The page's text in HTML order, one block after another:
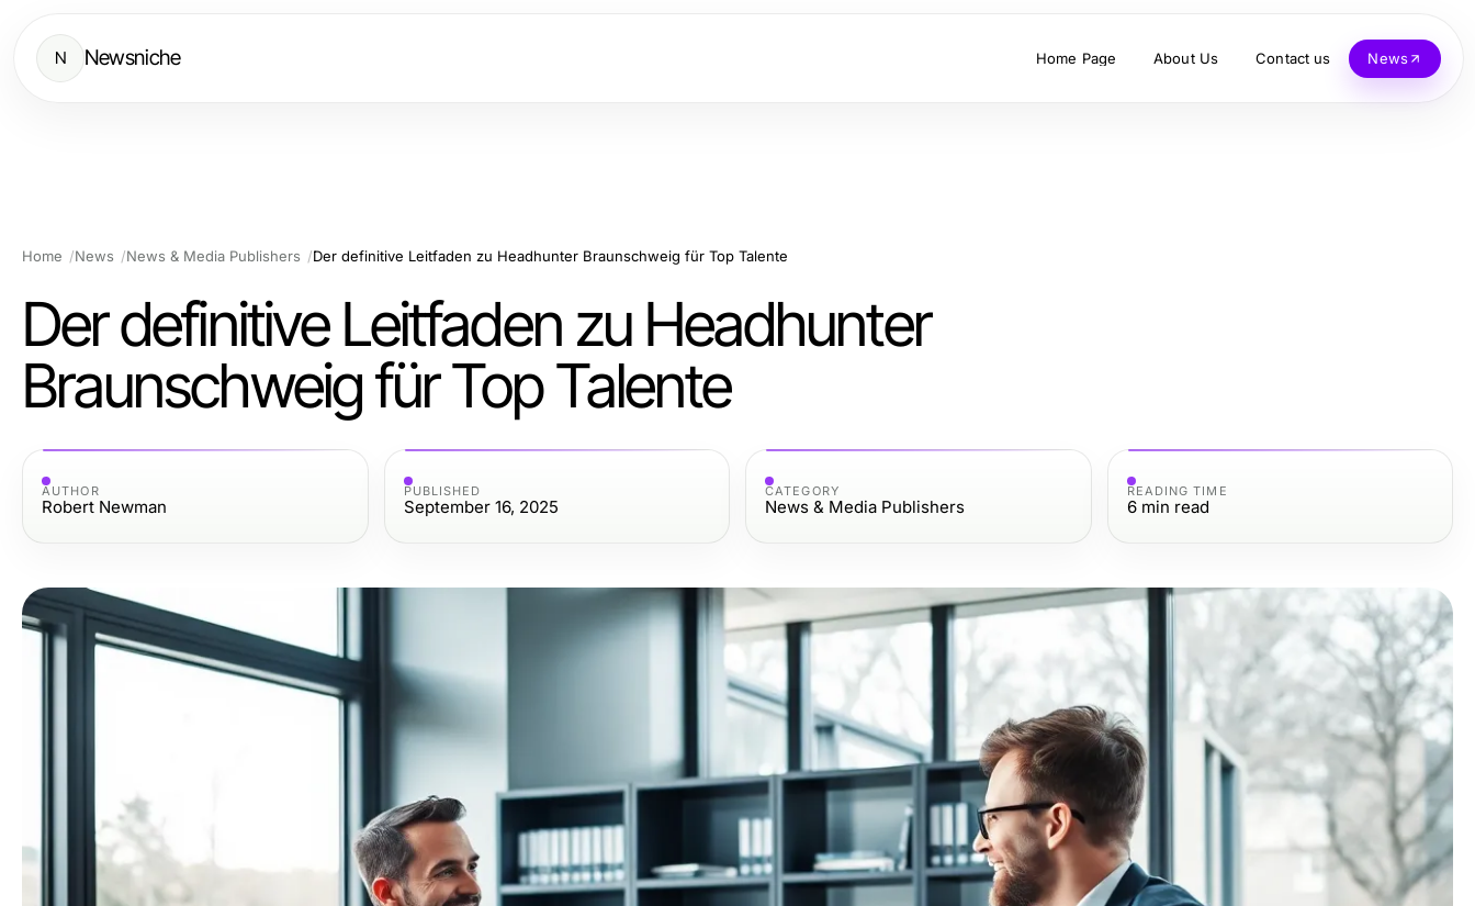
N Newsniche Home Page About Us Contact us News
Home News News & Media Publishers Der definitive Leitfaden zu Headhunter Braunschweig für Top Talente
Der definitive Leitfaden zu Headhunter
Braunschweig für Top Talente
AUTHOR
Robert Newman
PUBLISHED
September 16, 2025
CATEGORY
News & Media Publishers
READING TIME
6 min read